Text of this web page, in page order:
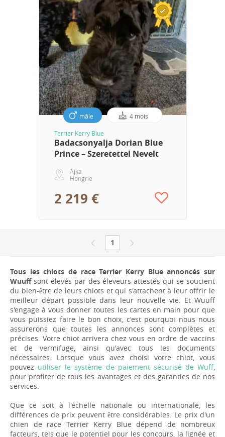
mâle 4 mois
Terrier Kerry Blue
Badacsonyalja Dorian Blue
Prince – Szeretettel Nevelt
Ajka
Hongrie
2 219 €
1
Tous les chiots de race Terrier Kerry Blue annoncés sur
Wuuffsont élevés par des éleveurs attestés qui se soucient
du bien-être de leurs chiots et qui s'attachent à leur offrir le
meilleur départ possible dans leur nouvelle vie. Et Wuuff
s'engage à vous donner toutes les cartes en main pour que
vous puissiez faire le bon choix, c'est pourquoi nous nous
assurerons que toutes les annonces sont complètes et
précises. Votre chiot arrivera chez vous en ordre de vaccins
et de vermifuge, ainsi qu'avec tous les documents
nécessaires. Lorsque vous avez choisi votre chiot, vous
pouvez utiliser le système de paiement sécurisé de Wuff,
pour profiter de tous les avantages et des garanties de nos
services.
Que ce soit à l'échelle nationale ou internationale, les
différences de prix peuvent être considérables. Le prix d'un
chien de race Terrier Kerry Blue dépend de nombreux
facteurs, tels que le potentiel pour les concours, la lignée et